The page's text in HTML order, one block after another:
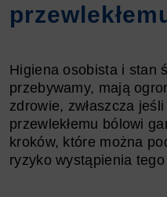
Higiena osobista i stan
przebywamy, mają
zdrowie, zwłaszcza
przewlekłemu bólowi
kroków, które można
ryzyko wystąpienia